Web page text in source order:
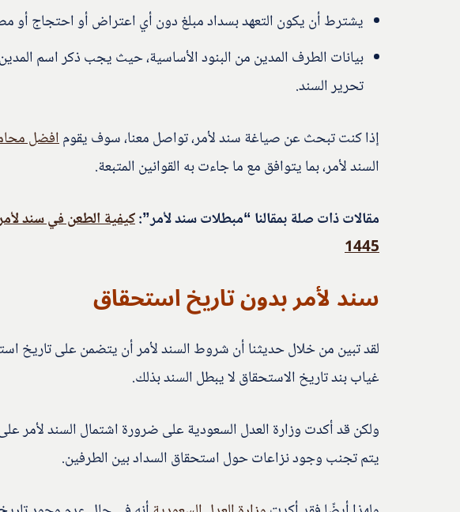
يشترط أن يكون التعهد بسداد مبلغ دون أي اعتراض أو احتجاج أو
بيانات الطرف المدين من البنود الأساسية، حيث يجب ذكر اسم
تحرير السند.
إذا كنت تبحث عن صياغة سند لأمر، تواصل معنا، سوف يقومافضل
السند لأمر، بما يتوافق مع ما جاءت به القوانين المتبعة.
مقالات ذات صلة بمقالنا “مبطلات سند لأمر”:كيفية الطعن في سند
1445
سند لأمر بدون تاريخ استحقاق
لقد تبين من خلال حديثنا أن شروط السند لأمر أن يتضمن على تاريخ
غياب بند تاريخ الاستحقاق لا يبطل السند بذلك.
ولكن قد أكدت وزارة العدل السعودية على ضرورة اشتمال السند لأمر
يتم تجنب وجود نزاعات حول استحقاق السداد بين الطرفين.